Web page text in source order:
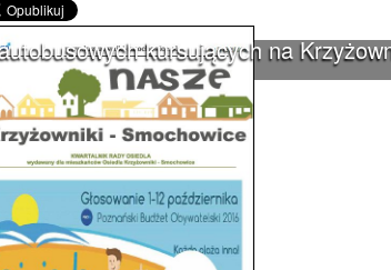
kursujących na